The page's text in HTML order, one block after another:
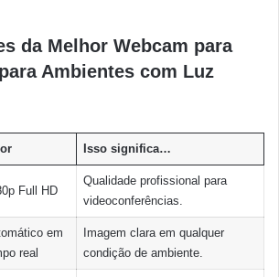
da Melhor Webcam para
Ambientes com Luz
Isso significa…
Full HD
Qualidade profissional para
videoconferências.
em
real
Imagem clara em qualquer
condição de ambiente.